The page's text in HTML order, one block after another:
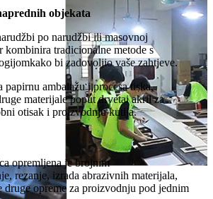
objekata
po narudžbi ili masovnoj
kombinira tradicionalne metode s
kako bi zadovoljio vaše zahtjeve.
papirnu ambalažu i procesa tiska,
materijale poput drvetai akril za
otisak i proizvodnju kutija.
opremljena je brojnim
rezanje, izrada abrazivnih materijala,
druge opreme za proizvodnju pod jednim